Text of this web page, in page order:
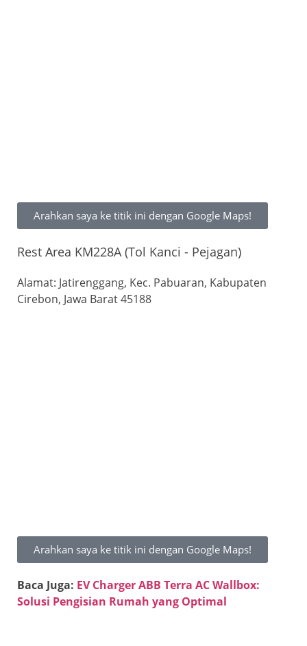
Arahkan saya ke titik ini dengan Google Maps!
Rest Area KM228A (Tol Kanci - Pejagan)
Alamat: Jatirenggang, Kec. Pabuaran, Kabupaten
Cirebon, Jawa Barat 45188
Arahkan saya ke titik ini dengan Google Maps!
Baca Juga: EV Charger ABB Terra AC Wallbox:
Solusi Pengisian Rumah yang Optimal